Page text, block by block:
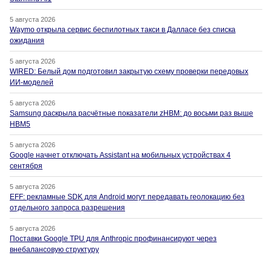
5 августа 2026
Waymo открыла сервис беспилотных такси в Далласе без списка
ожидания
5 августа 2026
WIRED: Белый дом подготовил закрытую схему проверки передовых
ИИ-моделей
5 августа 2026
Samsung раскрыла расчётные показатели zHBM: до восьми раз выше
HBM5
5 августа 2026
Google начнет отключать Assistant на мобильных устройствах 4
сентября
5 августа 2026
EFF: рекламные SDK для Android могут передавать геолокацию без
отдельного запроса разрешения
5 августа 2026
Поставки Google TPU для Anthropic профинансируют через
внебалансовую структуру